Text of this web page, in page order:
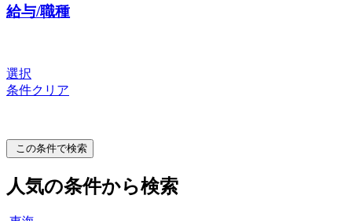
給与/職種
選択
条件クリア
この条件で検索
人気の条件から検索